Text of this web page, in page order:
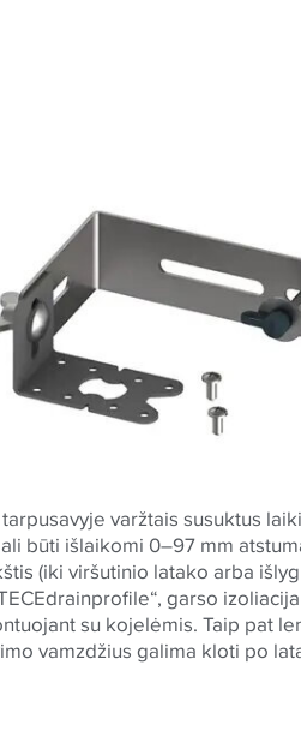
varžtais susuktus
būti išlaikomi 0–97 mm
(iki viršutinio latako arba
drainprofile“, garso
su kojelėmis. Taip pat
vamzdžius galima kloti po